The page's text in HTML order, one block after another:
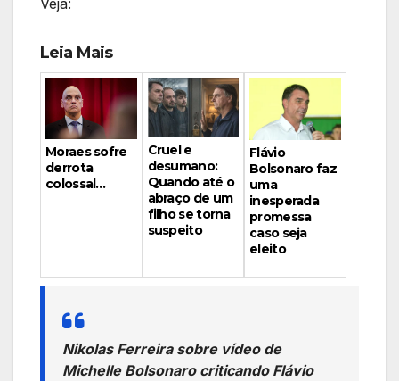
Veja:
Leia Mais
Moraes sofre
derrota
colossal…
Cruel e
desumano:
Quando até o
abraço de um
filho se torna
suspeito
Flávio
Bolsonaro faz
uma
inesperada
promessa
caso seja
eleito
Nikolas Ferreira sobre vídeo de
Michelle Bolsonaro criticando Flávio